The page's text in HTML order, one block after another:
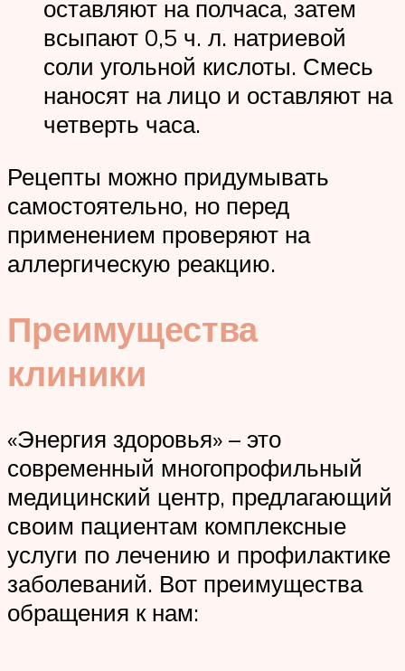
оставляют на полчаса, затем
всыпают 0,5 ч. л. натриевой
соли угольной кислоты. Смесь
наносят на лицо и оставляют на
четверть часа.
Рецепты можно придумывать
самостоятельно, но перед
применением проверяют на
аллергическую реакцию.
Преимущества
клиники
«Энергия здоровья» – это
современный многопрофильный
медицинский центр, предлагающий
своим пациентам комплексные
услуги по лечению и профилактике
заболеваний. Вот преимущества
обращения к нам: